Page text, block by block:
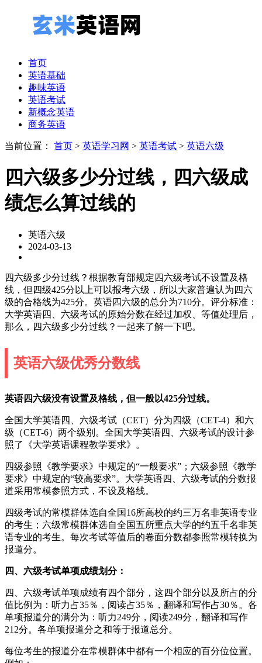
首页
英语基础
趣味英语
英语考试
新概念英语
商务英语
当前位置： 首页 > 英语学习网 > 英语考试 > 英语六级
四六级多少分过线，四六级成
绩怎么算过线的
英语六级
2024-03-13
四六级多少分过线？根据教育部规定四六级考试不设置及格
线，但四级425分以上可以报考六级，所以大家普遍认为四六
级的合格线为425分。英语四六级的总分为710分。评分标准：
大学英语四、六级考试的原始分数在经过加权、等值处理后，
那么，四六级多少分过线？一起来了解一下吧。
英语六级优秀分数线
英语四六级没有设置及格线，但一般以425分过线。
全国大学英语四、六级考试（CET）分为四级（CET-4）和六
级（CET-6）两个级别。全国大学英语四、六级考试的设计参
照了《大学英语课程教学要求》。
四级参照《教学要求》中规定的“一般要求”；六级参照《教学
要求》中规定的“较高要求”。大学英语四、六级考试的分数报
道采用常模参照方式，不设及格线。
四级考试的常模群体选自全国16所高校的约三万名非英语专业
的考生；六级常模群体选自全国五所重点大学的约五千名非英
语专业的考生。每次考试等值后的卷面分数都参照常模转换为
报道分。
四、六级考试单项成绩划分：
四、六级考试单项成绩有四个部分，这四个部分以及所占的分
值比例为：听力占35％，阅读占35％，翻译和写作占30％。各
单项报道分的满分为：听力249分，阅读249分，翻译和写作
212分。各单项报道分之和等于报道总分。
每位考生的报道分在常模群体中都有一个相应的百分位位置。